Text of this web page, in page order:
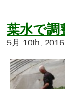
葉水で調
5月 10th,